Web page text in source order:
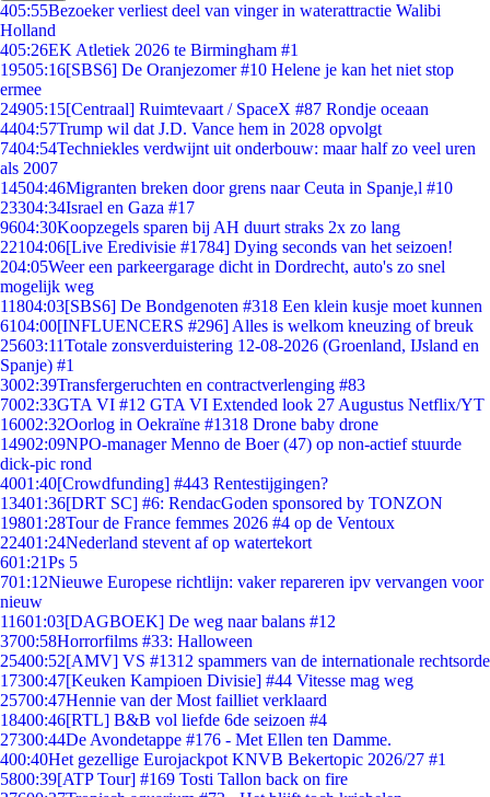
405:55Bezoeker verliest deel van vinger in waterattractie Walibi
Holland
405:26EK Atletiek 2026 te Birmingham #1
19505:16[SBS6] De Oranjezomer #10 Helene je kan het niet stop
ermee
24905:15[Centraal] Ruimtevaart / SpaceX #87 Rondje oceaan
4404:57Trump wil dat J.D. Vance hem in 2028 opvolgt
7404:54Techniekles verdwijnt uit onderbouw: maar half zo veel uren
als 2007
14504:46Migranten breken door grens naar Ceuta in Spanje,l #10
23304:34Israel en Gaza #17
9604:30Koopzegels sparen bij AH duurt straks 2x zo lang
22104:06[Live Eredivisie #1784] Dying seconds van het seizoen!
204:05Weer een parkeergarage dicht in Dordrecht, auto's zo snel
mogelijk weg
11804:03[SBS6] De Bondgenoten #318 Een klein kusje moet kunnen
6104:00[INFLUENCERS #296] Alles is welkom kneuzing of breuk
25603:11Totale zonsverduistering 12-08-2026 (Groenland, IJsland en
Spanje) #1
3002:39Transfergeruchten en contractverlenging #83
7002:33GTA VI #12 GTA VI Extended look 27 Augustus Netflix/YT
16002:32Oorlog in Oekraïne #1318 Drone baby drone
14902:09NPO-manager Menno de Boer (47) op non-actief stuurde
dick-pic rond
4001:40[Crowdfunding] #443 Rentestijgingen?
13401:36[DRT SC] #6: RendacGoden sponsored by TONZON
19801:28Tour de France femmes 2026 #4 op de Ventoux
22401:24Nederland stevent af op watertekort
601:21Ps 5
701:12Nieuwe Europese richtlijn: vaker repareren ipv vervangen voor
nieuw
11601:03[DAGBOEK] De weg naar balans #12
3700:58Horrorfilms #33: Halloween
25400:52[AMV] VS #1312 spammers van de internationale rechtsorde
17300:47[Keuken Kampioen Divisie] #44 Vitesse mag weg
25700:47Hennie van der Most failliet verklaard
18400:46[RTL] B&B vol liefde 6de seizoen #4
27300:44De Avondetappe #176 - Met Ellen ten Damme.
400:40Het gezellige Eurojackpot KNVB Bekertopic 2026/27 #1
5800:39[ATP Tour] #169 Tosti Tallon back on fire